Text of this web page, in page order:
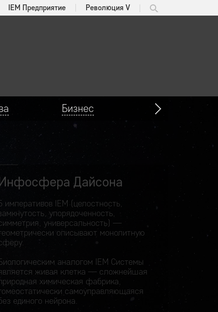
IEM Предприятие Революция V
Бизнес
Дайсона
императивов IEM (целостность,
упорядоченность,
универсальность) —
описывают монолитную
аналогом IEM Системы
живая клетка — сложнейшая
химическая фабрика,
самоуправляющаяся
единого нейрона.